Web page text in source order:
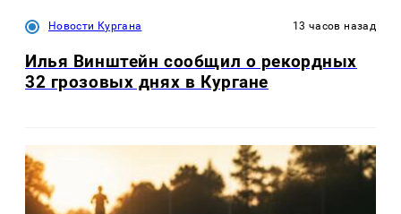
Новости Кургана 13 часов назад
Илья Винштейн сообщил о рекордных
32 грозовых днях в Кургане